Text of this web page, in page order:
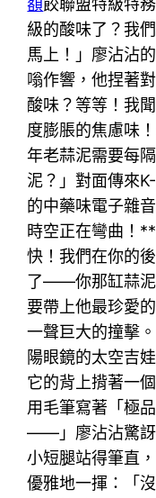
額餃聯盟特級特
級的酸味了？我
馬上！」廖沾沾
嗡作響，他捏著
酸味？等等！我
度膨脹的焦慮味
年老蒜泥需要每
泥？」對面傳來
的中藥味電子雜
時空正在彎曲！
快！我們在你的
了——你那缸蒜泥
要帶上他最珍愛
一聲巨大的撞擊
陽眼鏡的太空吉
它的背上揹著一
用毛筆寫著「極
——」廖沾沾驚訝
小短腿站得筆直
優雅地一揮：「